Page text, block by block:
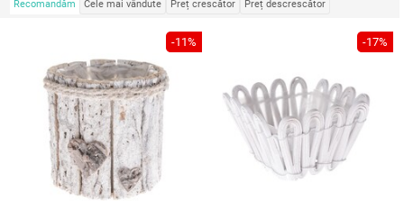
Recomandăm Cele mai vândute Preț crescător Preț descrescător
-11% -17%